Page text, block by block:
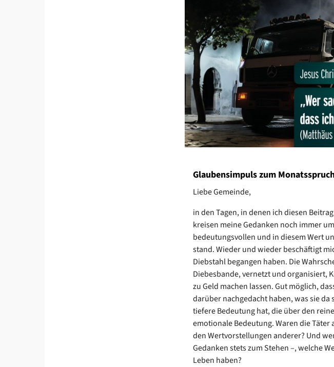
Glaubensimpuls zum
Liebe Gemeinde,
in den Tagen, in denen ich diesen
kreisen meine Gedanken noch immer
bedeutungsvollen und in diesem Wert
stand. Wieder und wieder beschäftigt
Diebstahl begangen haben. Die
Diebesbande, vernetzt und organisiert,
zu Geld machen lassen. Gut möglich,
darüber nachgedacht haben, was sie
tiefere Bedeutung hat, die über den
emotionale Bedeutung. Waren die
den Wertvorstellungen anderer? Und
Gedanken stets zum Stehen –, welche
Leben haben?